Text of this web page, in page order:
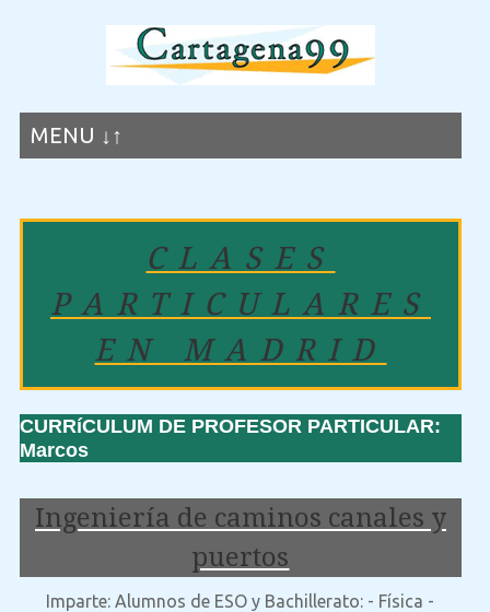
MENU ↓↑
CLASES
PARTICULARES
EN MADRID
CURRíCULUM DE PROFESOR PARTICULAR:
Marcos
Ingeniería de caminos canales y
puertos
Imparte: Alumnos de ESO y Bachillerato: - Física -